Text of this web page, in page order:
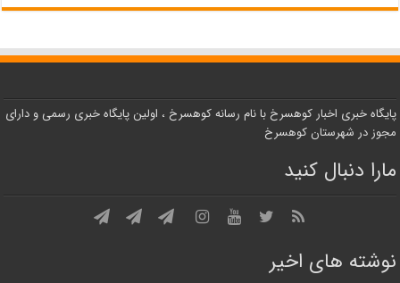
پایگاه خبری اخبار کوهسرخ با نام رسانه کوهسرخ ، اولین پایگاه خبری رسمی و دارای
مجوز در شهرستان کوهسرخ
مارا دنبال کنید
نوشته های اخیر